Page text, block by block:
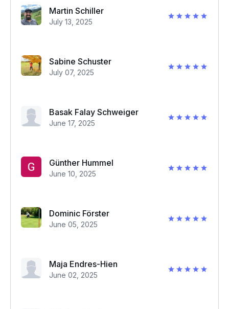
Martin Schiller
July 13, 2025
Sabine Schuster
July 07, 2025
Basak Falay Schweiger
June 17, 2025
Günther Hummel
June 10, 2025
Dominic Förster
June 05, 2025
Maja Endres-Hien
June 02, 2025